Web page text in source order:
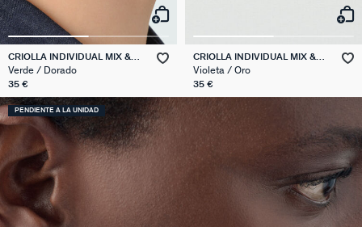
CRIOLLA INDIVIDUAL MIX &
MATCH
Verde / Dorado
35 €
CRIOLLA INDIVIDUAL MIX &
MATCH
Violeta / Oro
35 €
PENDIENTE A LA UNIDAD